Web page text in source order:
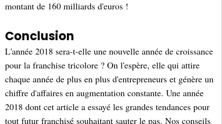
montant de 160 milliards d'euros !
Conclusion
L'année 2018 sera-t-elle une nouvelle année de croissance
pour la franchise tricolore ? On l'espère, elle qui attire
chaque année de plus en plus d'entrepreneurs et génère un
chiffre d'affaires en augmentation constante. Une année
2018 dont cet article a essayé les grandes tendances pour
tout futur franchisé souhaitant sauter le pas. Nos conseils